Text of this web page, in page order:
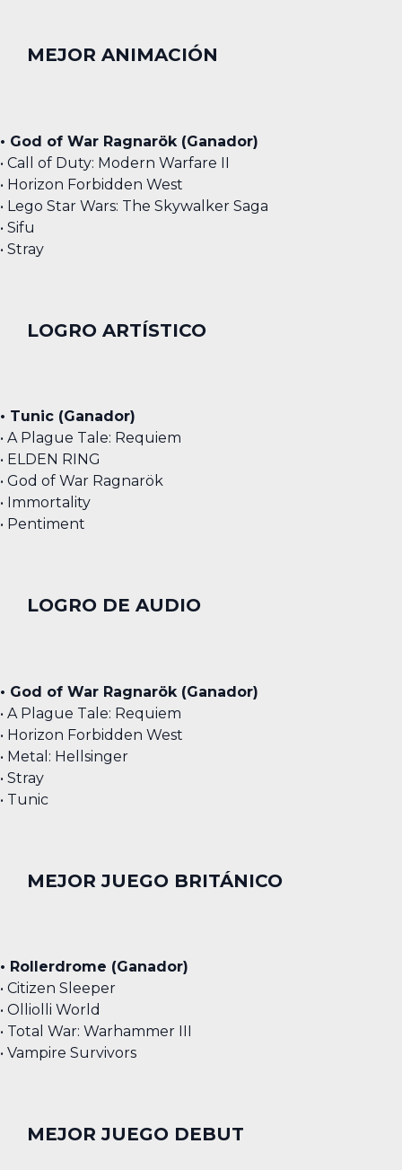
MEJOR ANIMACIÓN
• God of War Ragnarök (Ganador)
• Call of Duty: Modern Warfare II
• Horizon Forbidden West
• Lego Star Wars: The Skywalker Saga
• Sifu
• Stray
LOGRO ARTÍSTICO
• Tunic (Ganador)
• A Plague Tale: Requiem
• ELDEN RING
• God of War Ragnarök
• Immortality
• Pentiment
LOGRO DE AUDIO
• God of War Ragnarök (Ganador)
• A Plague Tale: Requiem
• Horizon Forbidden West
• Metal: Hellsinger
• Stray
• Tunic
MEJOR JUEGO BRITÁNICO
• Rollerdrome (Ganador)
• Citizen Sleeper
• Olliolli World
• Total War: Warhammer III
• Vampire Survivors
MEJOR JUEGO DEBUT